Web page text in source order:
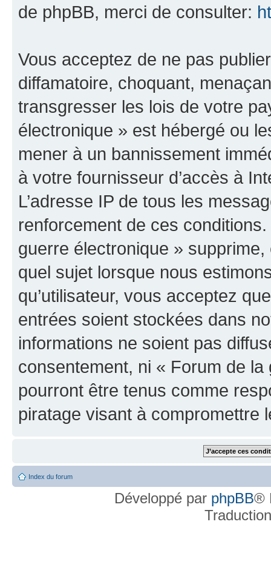
de phpBB, merci de consulter:
Vous acceptez de ne pas
diffamatoire, choquant,
transgresser les lois de votre
électronique » est hébergé ou
mener à un bannissement
à votre fournisseur d’accès à
L’adresse IP de tous les
renforcement de ces
guerre électronique »
quel sujet lorsque nous
qu’utilisateur, vous acceptez
entrées soient stockées dans
informations ne soient pas
consentement, ni « Forum de
pourront être tenus comme
piratage visant à compromettre
Index du forum
Développé par phpBB®